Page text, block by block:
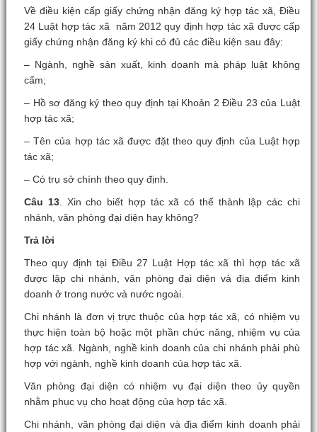
Về điều kiện cấp giấy chứng nhận đăng ký hợp tác xã, Điều
24 Luật hợp tác xã năm 2012 quy định hợp tác xã được cấp
giấy chứng nhận đăng ký khi có đủ các điều kiện sau đây:
– Ngành, nghề sản xuất, kinh doanh mà pháp luật không
cấm;
– Hồ sơ đăng ký theo quy định tại Khoản 2 Điều 23 của Luật
hợp tác xã;
– Tên của hợp tác xã được đặt theo quy định của Luật hợp
tác xã;
– Có trụ sở chính theo quy định.
Câu 13. Xin cho biết hợp tác xã có thể thành lập các chi
nhánh, văn phòng đại diện hay không?
Trả lời
Theo quy định tại Điều 27 Luật Hợp tác xã thì hợp tác xã
được lập chi nhánh, văn phòng đại diện và địa điểm kinh
doanh ở trong nước và nước ngoài.
Chi nhánh là đơn vị trực thuộc của hợp tác xã, có nhiệm vụ
thực hiện toàn bộ hoặc một phần chức năng, nhiệm vụ của
hợp tác xã. Ngành, nghề kinh doanh của chi nhánh phải phù
hợp với ngành, nghề kinh doanh của hợp tác xã.
Văn phòng đại diện có nhiệm vụ đại diện theo ủy quyền
nhằm phục vụ cho hoạt động của hợp tác xã.
Chi nhánh, văn phòng đại diện và địa điểm kinh doanh phải